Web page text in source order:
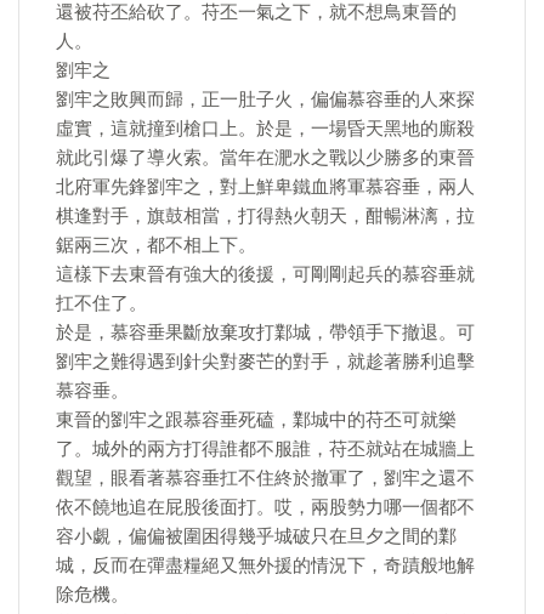
還被苻丕給砍了。苻丕一氣之下，就不想鳥東晉的
人。
劉牢之
劉牢之敗興而歸，正一肚子火，偏偏慕容垂的人來探
虛實，這就撞到槍口上。於是，一場昏天黑地的廝殺
就此引爆了導火索。當年在淝水之戰以少勝多的東晉
北府軍先鋒劉牢之，對上鮮卑鐵血將軍慕容垂，兩人
棋逢對手，旗鼓相當，打得熱火朝天，酣暢淋漓，拉
鋸兩三次，都不相上下。
這樣下去東晉有強大的後援，可剛剛起兵的慕容垂就
扛不住了。
於是，慕容垂果斷放棄攻打鄴城，帶領手下撤退。可
劉牢之難得遇到針尖對麥芒的對手，就趁著勝利追擊
慕容垂。
東晉的劉牢之跟慕容垂死磕，鄴城中的苻丕可就樂
了。城外的兩方打得誰都不服誰，苻丕就站在城牆上
觀望，眼看著慕容垂扛不住終於撤軍了，劉牢之還不
依不饒地追在屁股後面打。哎，兩股勢力哪一個都不
容小覷，偏偏被圍困得幾乎城破只在旦夕之間的鄴
城，反而在彈盡糧絕又無外援的情況下，奇蹟般地解
除危機。